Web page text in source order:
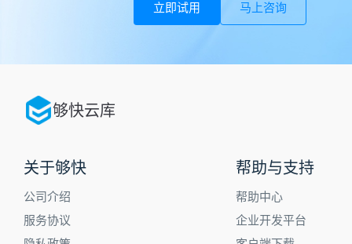
立即试用 马上咨询
够快云库
关于够快
公司介绍
服务协议
帮助与支持
帮助中心
企业开发平台